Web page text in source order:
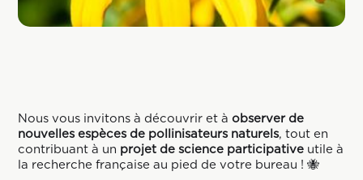
Nous vous invitons à découvrir et àobserver de
nouvelles espèces de pollinisateurs naturels, tout en
contribuant à un projet de science participative utile à
la recherche française au pied de votre bureau ! 🐝